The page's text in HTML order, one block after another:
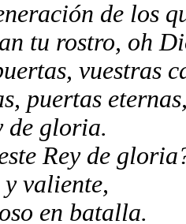
de los
tu rostro, oh
vuestras
puertas
de gloria.
Rey de
valiente,
en batalla.